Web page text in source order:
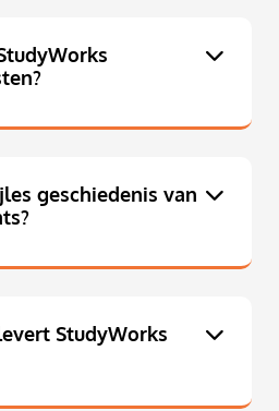
geschiedenis van
StudyWorks